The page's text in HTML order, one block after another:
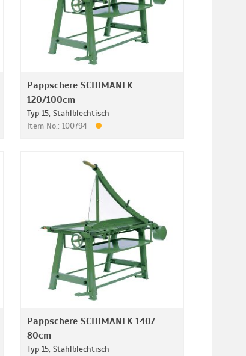
Pappschere SCHIMANEK
120/100cm
Typ 15, Stahlblechtisch
Item No.: 100794
Pappschere SCHIMANEK 140/
80cm
Typ 15, Stahlblechtisch